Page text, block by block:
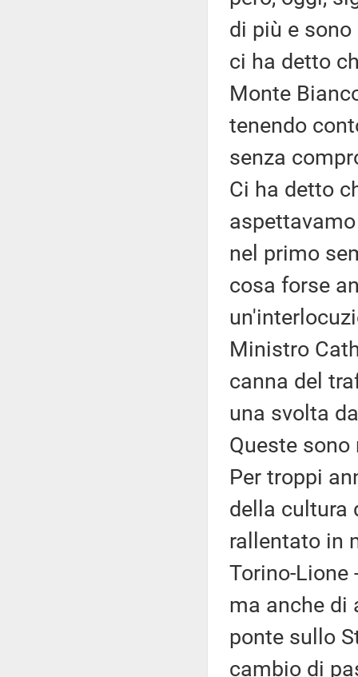
di più e
ci ha detto
Monte
tenendo
senza
Ci ha detto
nel primo
cosa forse
Ministro
canna del
una svolta
Queste
Per troppi
della cultura
rallentato in
Torino-Lione
ma anche di
ponte sullo
cambio di